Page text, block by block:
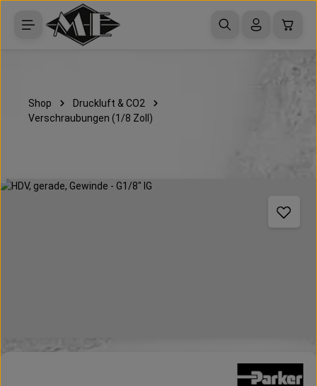
Zum Hauptinhalt springen
Shop
Druckluft & CO2
Verschraubungen (1/8 Zoll)
Bildergalerie überspringen